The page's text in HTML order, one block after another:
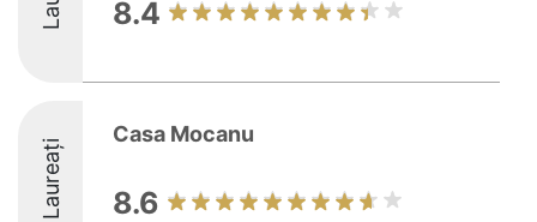
8.4
Laureați
Casa Mocanu
8.6